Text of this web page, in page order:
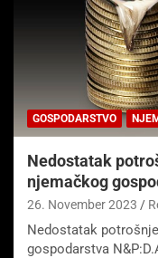
GOSPODARSTVO
Nedostatak
njemačkog
26. November 2023
Nedostatak
gospodarstva